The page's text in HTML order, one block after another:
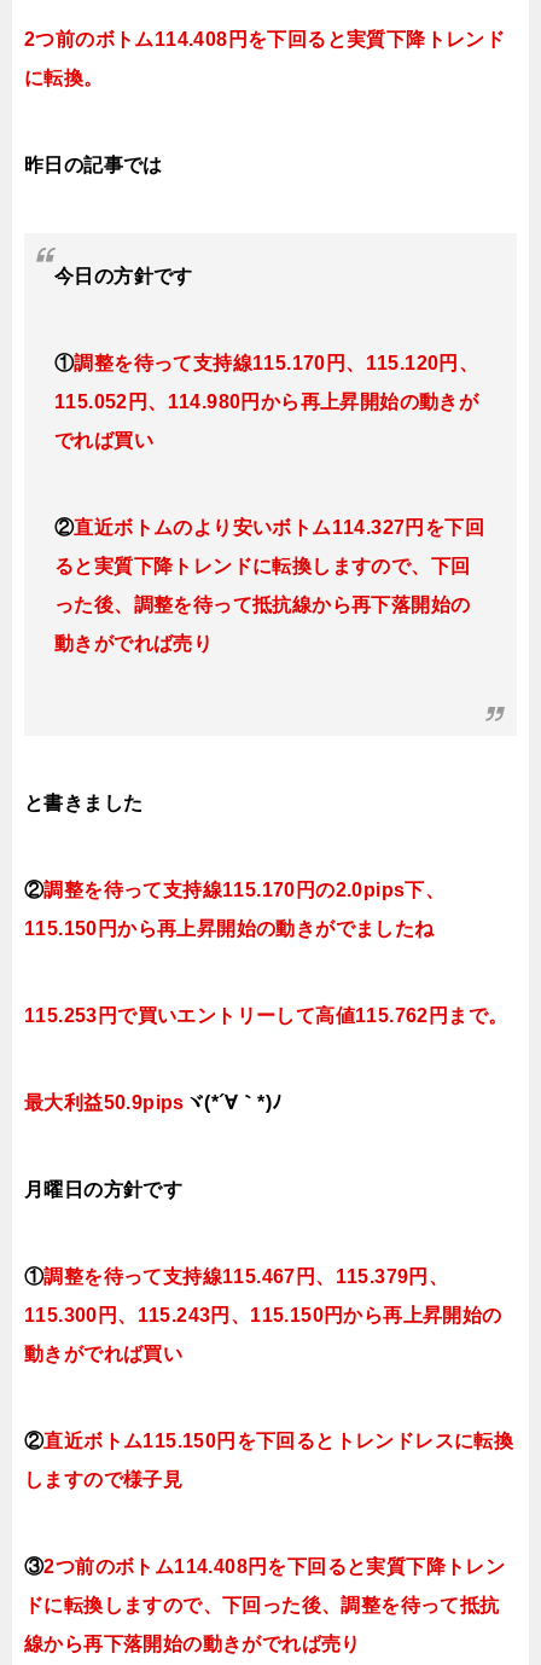
2つ前のボトム114.408円を下回ると実質下降トレンド
に転換。
昨日の記事では
今日 の方針です
①調整を待って支持線115.170円、115.120円、
115.052円、114.980円 から再上昇開始の動きが
でれば買い
②直近ボトムのより安いボトム114.327円を下回
ると実質下降トレンドに転換しますので、下回
った後、調整を待って抵抗線から再下落開始の
動きがでれば売り
と書きました
②調整を待って支持線115.170円の2.0pips下、
115.150円から再上昇開始の動きがでましたね
115.253円で買いエントリーして高値115.762円まで。
最大利益50.9pips ヾ(*´∀｀*)ﾉ
月曜日の方針です
①調整を待って支持線115.467円、115.379円、
115.300円、115.243円、115.150円から再上昇開始の
動きがでれば買い
②直近ボトム115.150円を下回るとトレンドレスに転換
しますので様子見
③2つ前のボトム114.408円を下回ると実質下降トレン
ドに転換 しますので、下回った後、調整を待って抵抗
線から再下落開始の動きがでれば売り